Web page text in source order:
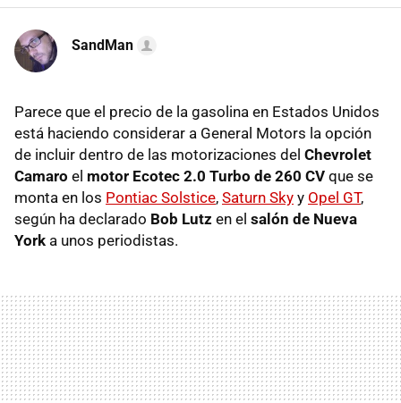
SandMan
Parece que el precio de la gasolina en Estados Unidos
está haciendo considerar a General Motors la opción
de incluir dentro de las motorizaciones del Chevrolet
Camaro el motor Ecotec 2.0 Turbo de 260 CV que se
monta en los Pontiac Solstice, Saturn Sky y Opel GT,
según ha declarado Bob Lutz en el salón de Nueva
York a unos periodistas.